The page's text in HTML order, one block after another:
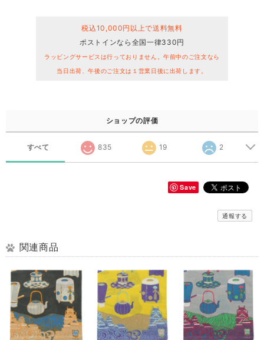
税込10,000円以上で送料無料
ポストインなら全国一律330円
ラッピングサービスは行っておりません。午前中のご注文なら
当日出荷、午後のご注文は１営業日後に出荷します。
ショップの評価
すべて 835 19 2
Save
通報する
関連商品